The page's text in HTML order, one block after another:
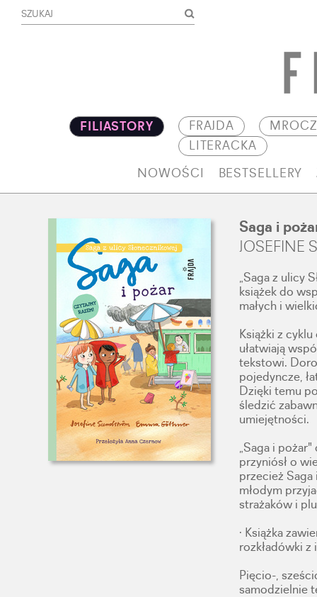
FILIASTORY FRAJDA
LITERACKA
NOWOŚCI BESTSELLERY
Saga i
JOSEFINE
„Saga z ulicy
książek do
małych i
Książki z
ułatwiają
tekstowi.
pojedyncze,
Dzięki temu
śledzić
umiejętności.
„Saga i
przyniósł o
przecież
młodym
strażaków i
· Książka
rozkładówki z
Pięcio-,
samodzielnie